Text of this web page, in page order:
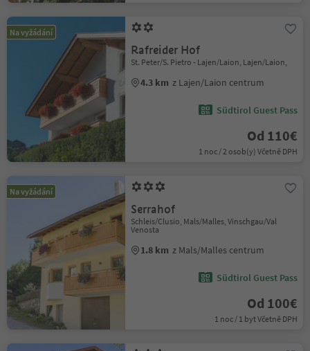
Na vyžádání
Rafreider Hof
St. Peter/S. Pietro - Lajen/Laion, Lajen/Laion,
4.3 km z Lajen/Laion centrum
Südtirol Guest Pass
Od 110€
1 noc / 2 osob(y) Včetně DPH
Na vyžádání
Serrahof
Schleis/Clusio, Mals/Malles, Vinschgau/Val
Venosta
1.8 km z Mals/Malles centrum
Südtirol Guest Pass
Od 100€
1 noc / 1 byt Včetně DPH